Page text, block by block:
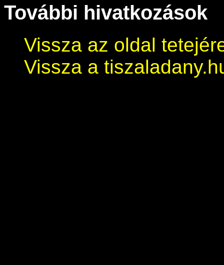
További hivatkozások
Vissza az oldal
Vissza a